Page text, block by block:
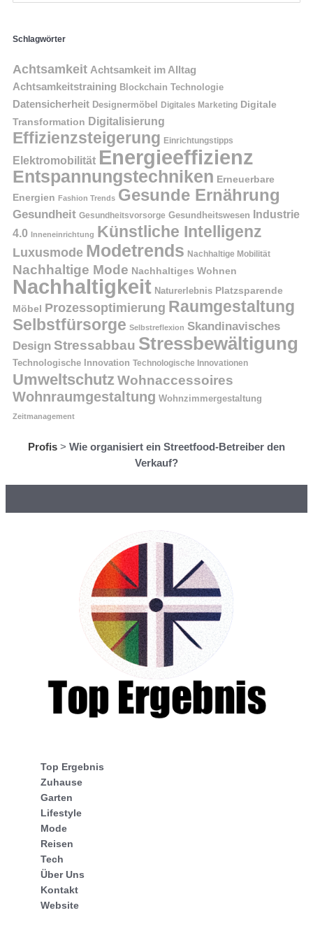
Schlagwörter
Achtsamkeit Achtsamkeit im Alltag
Achtsamkeitstraining Blockchain Technologie
Datensicherheit Designermöbel Digitales Marketing Digitale
Transformation Digitalisierung
Effizienzsteigerung Einrichtungstipps
Elektromobilität Energieeffizienz
Entspannungstechniken Erneuerbare
Energien Fashion Trends Gesunde Ernährung
Gesundheit Gesundheitsvorsorge Gesundheitswesen
Industrie
4.0
Inneneinrichtung Künstliche Intelligenz
Luxusmode Modetrends Nachhaltige Mobilität
Nachhaltige Mode Nachhaltiges Wohnen
Nachhaltigkeit Naturerlebnis Platzsparende
Möbel
Prozessoptimierung Raumgestaltung
Selbstfürsorge Selbstreflexion Skandinavisches
Design Stressabbau Stressbewältigung
Technologische Innovation Technologische Innovationen
Umweltschutz Wohnaccessoires
Wohnraumgestaltung Wohnzimmergestaltung
Zeitmanagement
Profis > Wie organisiert ein Streetfood-Betreiber den
Verkauf?
Top Ergebnis
Zuhause
Garten
Lifestyle
Mode
Reisen
Tech
Über Uns
Kontakt
Website